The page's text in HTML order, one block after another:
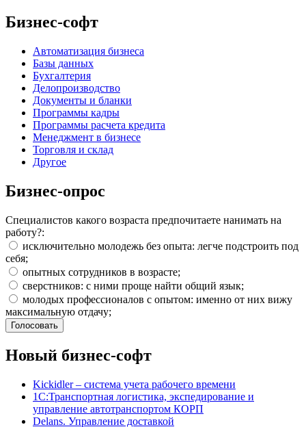
Бизнес-софт
Автоматизация бизнеса
Базы данных
Бухгалтерия
Делопроизводство
Документы и бланки
Программы кадры
Программы расчета кредита
Менеджмент в бизнесе
Торговля и склад
Другое
Бизнес-опрос
Специалистов какого возраста предпочитаете нанимать на
работу?:
исключительно молодежь без опыта: легче подстроить под
себя;
опытных сотрудников в возрасте;
сверстников: с ними проще найти общий язык;
молодых профессионалов с опытом: именно от них вижу
максимальную отдачу;
Новый бизнес-софт
Kickidler – система учета рабочего времени
1С:Транспортная логистика, экспедирование и
управление автотранспортом КОРП
Delans. Управление доставкой